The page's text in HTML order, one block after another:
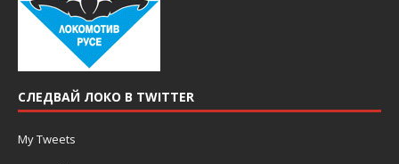
СЛЕДВАЙ ЛОКО В TWITTER
My Tweets